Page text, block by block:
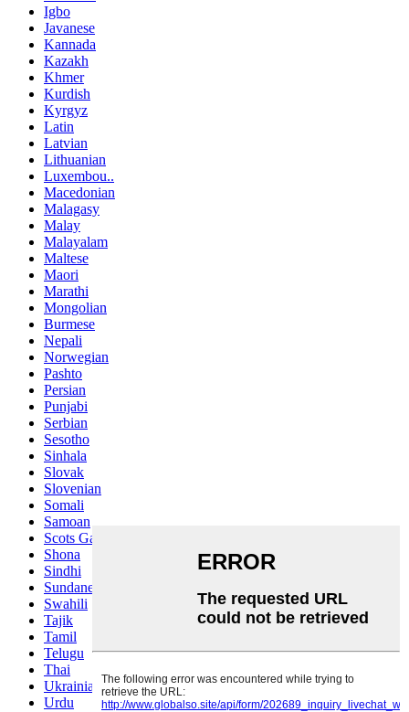
Igbo
Javanese
Kannada
Kazakh
Khmer
Kurdish
Kyrgyz
Latin
Latvian
Lithuanian
Luxembou..
Macedonian
Malagasy
Malay
Malayalam
Maltese
Maori
Marathi
Mongolian
Burmese
Nepali
Norwegian
Pashto
Persian
Punjabi
Serbian
Sesotho
Sinhala
Slovak
Slovenian
Somali
Samoan
Scots Gaelic
Shona
Sindhi
Sundanese
Swahili
Tajik
Tamil
Telugu
Thai
Ukrainian
Urdu